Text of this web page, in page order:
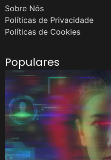
Sobre Nós
Políticas de Privacidade
Políticas de Cookies
Populares